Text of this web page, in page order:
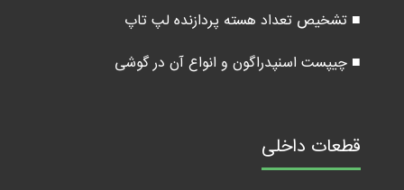
■ تشخیص تعداد هسته پردازنده لپ تاپ
■ چیپست اسنپدراگون و انواع آن در گوشی
قطعات داخلی